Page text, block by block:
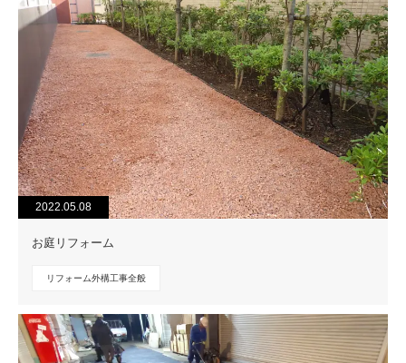
2022.05.08
お庭リフォーム
リフォーム外構工事全般